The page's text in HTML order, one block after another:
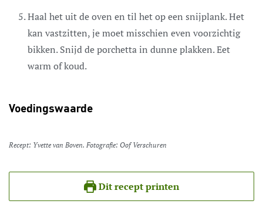
Haal het uit de oven en til het op een snijplank. Het
kan vastzitten, je moet misschien even voorzichtig
bikken. Snijd de porchetta in dunne plakken. Eet
warm of koud.
Voedingswaarde
Recept: Yvette van Boven. Fotografie: Oof Verschuren
Dit recept printen